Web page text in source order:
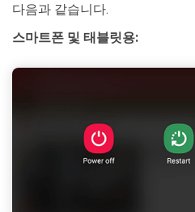
다음과 같습니다.
스마트폰 및 태블릿용: